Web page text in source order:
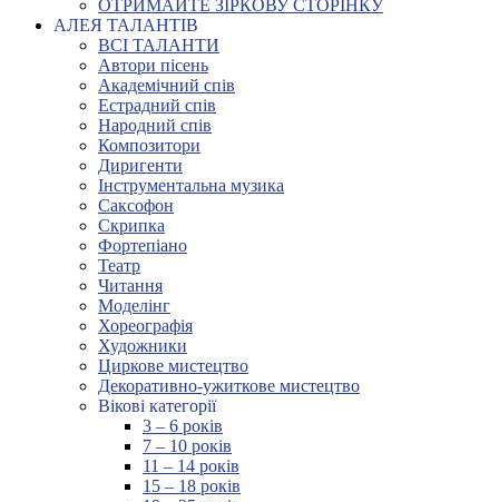
ОТРИМАЙТЕ ЗІРКОВУ СТОРІНКУ
АЛЕЯ ТАЛАНТІВ
ВСІ ТАЛАНТИ
Автори пісень
Академічний спів
Естрадний спів
Народний спів
Композитори
Диригенти
Інструментальна музика
Саксофон
Скрипка
Фортепіано
Театр
Читання
Моделінг
Хореографія
Художники
Циркове мистецтво
Декоративно-ужиткове мистецтво
Вікові категорії
3 – 6 років
7 – 10 років
11 – 14 років
15 – 18 років